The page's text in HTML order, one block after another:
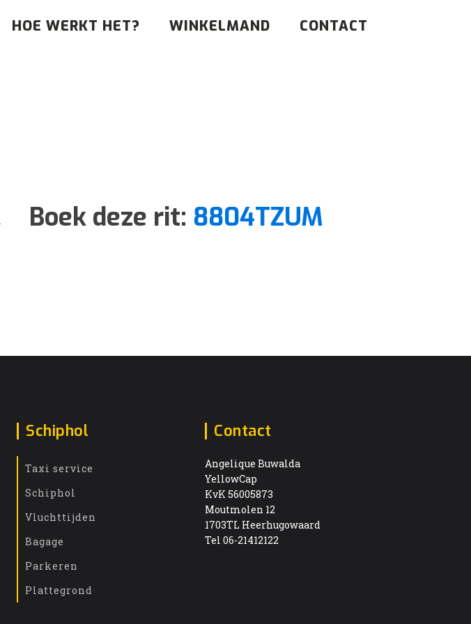
HOE WERKT HET? WINKELMAND CONTACT
Boek deze rit: 8804TZUM
Schiphol
Taxi service
Schiphol
Vluchttijden
Bagage
Parkeren
Plattegrond
Contact
Angelique Buwalda
YellowCap
KvK 56005873
Moutmolen 12
1703TL Heerhugowaard
Tel 06-21412122